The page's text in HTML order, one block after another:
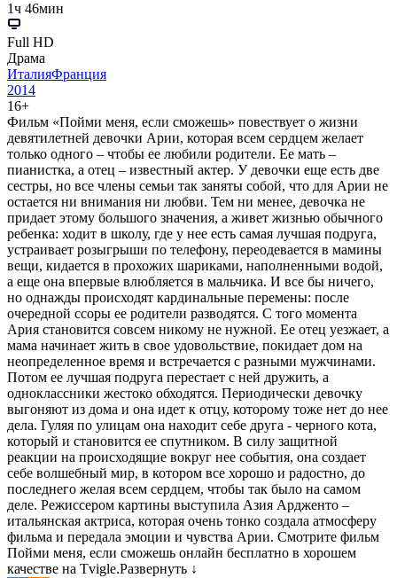
1ч 46мин
Full HD
Драма
ИталияФранция
2014
16+
Фильм «Пойми меня, если сможешь» повествует о жизни
девятилетней девочки Арии, которая всем сердцем желает
только одного – чтобы ее любили родители. Ее мать –
пианистка, а отец – известный актер. У девочки еще есть две
сестры, но все члены семьи так заняты собой, что для Арии не
остается ни внимания ни любви. Тем ни менее, девочка не
придает этому большого значения, а живет жизнью обычного
ребенка: ходит в школу, где у нее есть самая лучшая подруга,
устраивает розыгрыши по телефону, переодевается в мамины
вещи, кидается в прохожих шариками, наполненными водой,
а еще она впервые влюбляется в мальчика. И все бы ничего,
но однажды происходят кардинальные перемены: после
очередной ссоры ее родители разводятся. С того момента
Ария становится совсем никому не нужной. Ее отец уезжает, а
мама начинает жить в свое удовольствие, покидает дом на
неопределенное время и встречается с разными мужчинами.
Потом ее лучшая подруга перестает с ней дружить, а
одноклассники жестоко обходятся. Периодически девочку
выгоняют из дома и она идет к отцу, которому тоже нет до нее
дела. Гуляя по улицам она находит себе друга - черного кота,
который и становится ее спутником. В силу защитной
реакции на происходящие вокруг нее события, она создает
себе волшебный мир, в котором все хорошо и радостно, до
последнего желая всем сердцем, чтобы так было на самом
деле. Режиссером картины выступила Азия Ардженто –
итальянская актриса, которая очень тонко создала атмосферу
фильма и передала эмоции и чувства Арии. Смотрите фильм
Пойми меня, если сможешь онлайн бесплатно в хорошем
качестве на Tvigle.Развернуть ↓